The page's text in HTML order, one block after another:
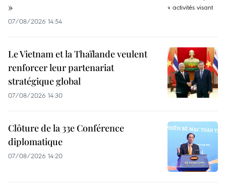
»
07/08/2026 14:54
Le Vietnam et la Thaïlande veulent
renforcer leur partenariat
stratégique global
07/08/2026 14:30
Clôture de la 33e Conférence
diplomatique
07/08/2026 14:20